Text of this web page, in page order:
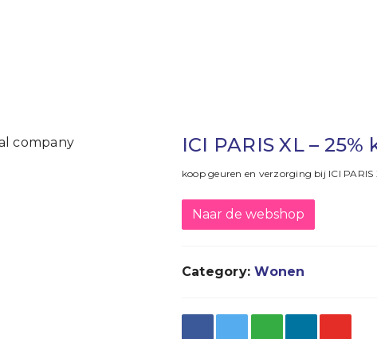
ICI PARIS XL –
koop geuren en verzorging bij ICI
Naar de webshop
Category:Wonen